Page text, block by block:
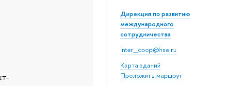
Дирекция по развитию
международного
сотрудничества
inter_coop@hse.ru
Карта зданий
Проложить маршрут